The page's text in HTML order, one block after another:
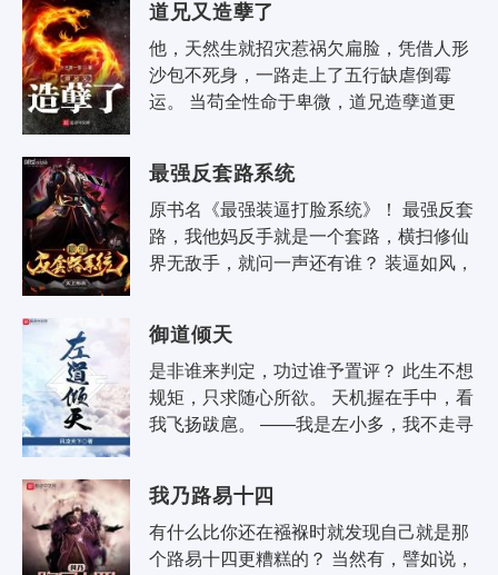
道兄又造孽了
他，天然生就招灾惹祸欠扁脸，凭借人形
沙包不死身，一路走上了五行缺虐倒霉
运。 当苟全性命于卑微，道兄造孽道更
最强反套路系统
原书名《最强装逼打脸系统》！ 最强反套
路，我他妈反手就是一个套路，横扫修仙
界无敌手，就问一声还有谁？ 装逼如风，
御道倾天
是非谁来判定，功过谁予置评？ 此生不想
规矩，只求随心所欲。 天机握在手中，看
我飞扬跋扈。 ——我是左小多，我不走寻
我乃路易十四
有什么比你还在襁褓时就发现自己就是那
个路易十四更糟糕的？ 当然有，譬如说，